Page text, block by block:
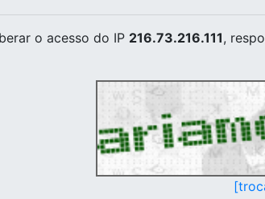
o acesso do IP 216.73.216.111,